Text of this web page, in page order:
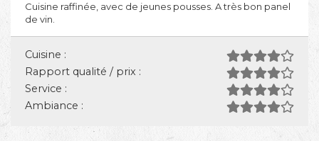
Cuisine raffinée, avec de jeunes pousses. A très bon panel
de vin.
Cuisine :
Rapport qualité / prix :
Service :
Ambiance :